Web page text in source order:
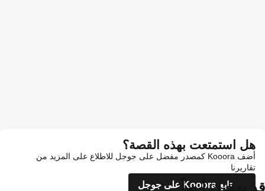
هل استمتعت بهذه القصة؟
أضف Kooora كمصدر مفضل على جوجل للاطلاع على المزيد من
تقاريرنا
تابع Kooora على جوجل
قد يعجبك أيضاً